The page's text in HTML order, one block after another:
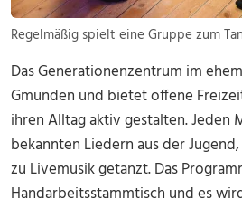
Regelmäßig spielt eine Gruppe zum
Das Generationenzentrum im
Gmunden und bietet offene
ihren Alltag aktiv gestalten. Jeden
bekannten Liedern aus der
zu Livemusik getanzt. Das
Handarbeitsstammtisch und es